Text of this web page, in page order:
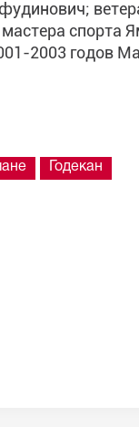
спорта
2003 годов
Годекан